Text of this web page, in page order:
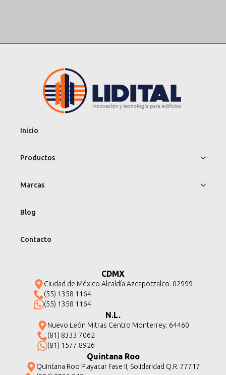
Inicio
Productos
Marcas
Blog
Contacto
CDMX
Ciudad de México Alcaldía Azcapotzalco. 02999
(55) 1358 1164
(55) 1358 1164
N.L.
Nuevo León Mitras Centro Monterrey. 64460
(81) 8333 7062
(81) 1577 8926
Quintana Roo
Quintana Roo Playacar Fase II, Solidaridad Q.R. 77717